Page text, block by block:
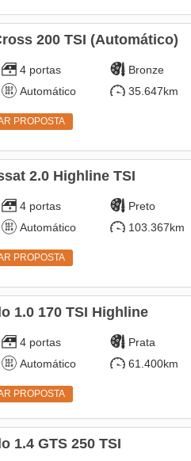
200 TSI (Automático)
4 portas
Bronze
Automático 35.647km
PROPOSTA
2.0 Highline TSI
4 portas
Preto
Automático 103.367km
PROPOSTA
1.0 170 TSI Highline
4 portas
Prata
Automático 61.400km
PROPOSTA
1.4 GTS 250 TSI